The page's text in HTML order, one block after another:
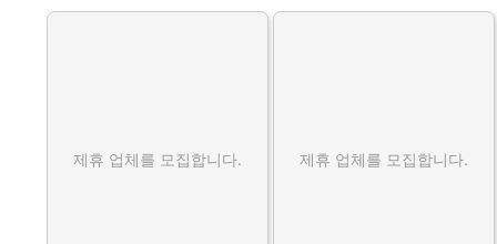
제휴 업체를 모집합니다. 제휴 업체를 모집합니다.